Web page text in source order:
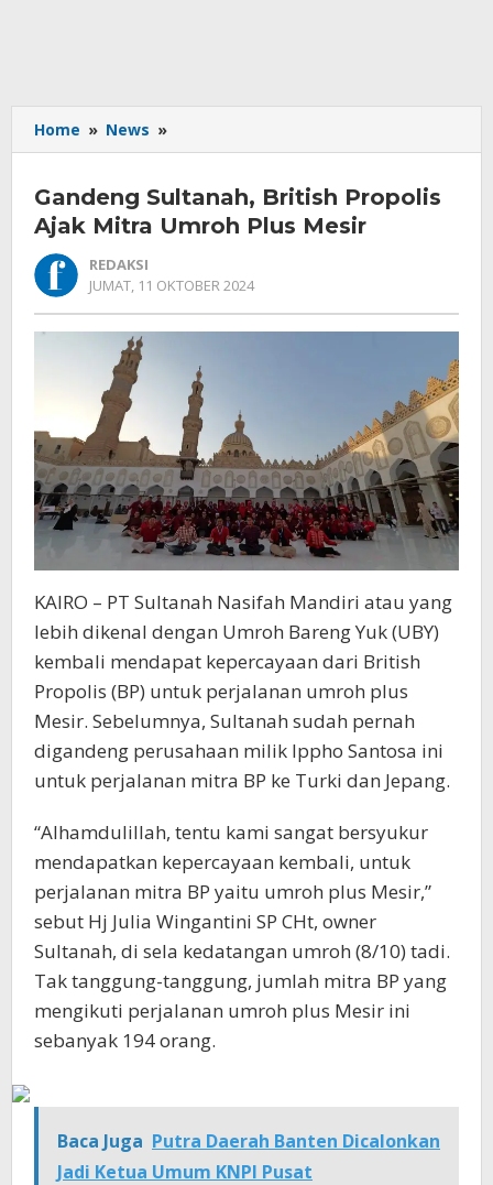
Home » News »
Sultanah,
Propolis
Ajak
Plus
Mesir
Gandeng Sultanah, British Propolis
Ajak Mitra Umroh Plus Mesir
REDAKSI
JUMAT, 11 OKTOBER 2024
KAIRO – PT Sultanah Nasifah Mandiri atau yang
lebih dikenal dengan Umroh Bareng Yuk (UBY)
kembali mendapat kepercayaan dari British
Propolis (BP) untuk perjalanan umroh plus
Mesir. Sebelumnya, Sultanah sudah pernah
digandeng perusahaan milik Ippho Santosa ini
untuk perjalanan mitra BP ke Turki dan Jepang.
“Alhamdulillah, tentu kami sangat bersyukur
mendapatkan kepercayaan kembali, untuk
perjalanan mitra BP yaitu umroh plus Mesir,”
sebut Hj Julia Wingantini SP CHt, owner
Sultanah, di sela kedatangan umroh (8/10) tadi.
Tak tanggung-tanggung, jumlah mitra BP yang
mengikuti perjalanan umroh plus Mesir ini
sebanyak 194 orang.
Baca Juga Putra Daerah Banten Dicalonkan
Jadi Ketua Umum KNPI Pusat